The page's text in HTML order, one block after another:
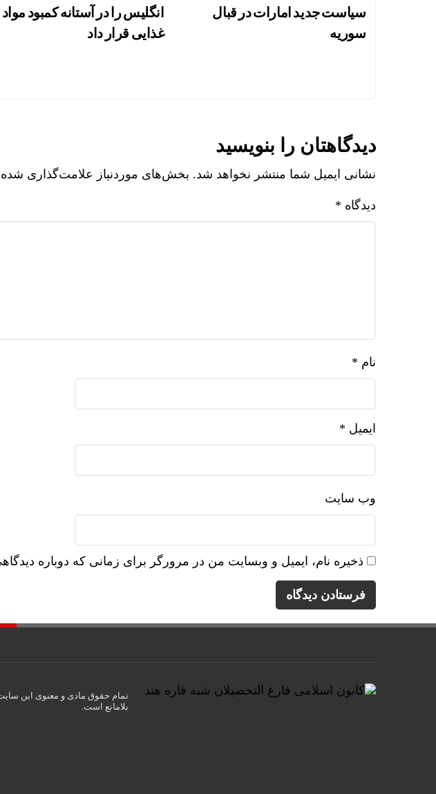
سیاست جدید امارات در قبال
سوریه
انگلیس را در آستانه کمبود مواد
غذایی قرار داد
دیدگاهتان را بنویسید
نشانی ایمیل شما منتشر نخواهد شد. بخش‌های موردنیاز علامت‌گذاری
دیدگاه *
نام *
ایمیل *
وب‌ سایت
ذخیره نام، ایمیل و وبسایت من در مرورگر برای زمانی که دوباره
تمام حقوق مادی و معنوی این سایت
بلامانع است.